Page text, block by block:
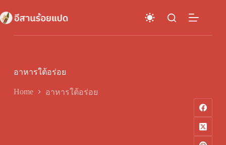
to
content
อาหารใต้อร่อย
Home อาหารใต้อร่อย